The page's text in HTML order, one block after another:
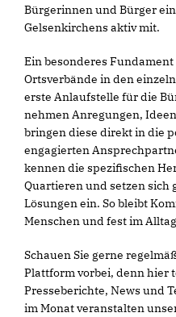
Bürgerinnen und Bürger
Gelsenkirchens aktiv mit.
Ein besonderes
Ortsverbände in den
erste Anlaufstelle für die
nehmen Anregungen,
bringen diese direkt in die
engagierten
kennen die spezifischen
Quartieren und setzen sich
Lösungen ein. So bleibt
Menschen und fest im
Schauen Sie gerne
Plattform vorbei, denn hier
Presseberichte, News und
im Monat veranstalten